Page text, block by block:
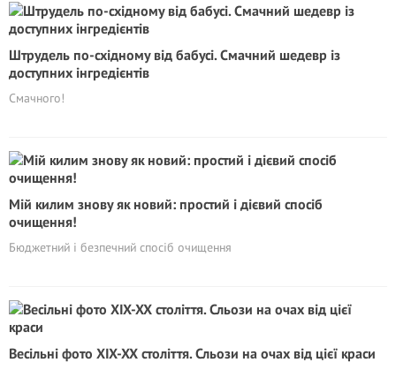
Штрудель по-східному від бабусі. Смачний шедевр із
доступних інгредієнтів
Смачного!
Мій килим знову як новий: простий і дієвий спосіб
очищення!
Бюджетний і безпечний спосіб очищення
Весільні фото XIX-XX століття. Сльози на очах від цієї краси